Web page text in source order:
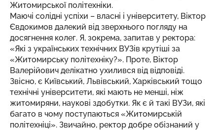
Житомирської політехніки.
Маючі солідні успіхи – власні і університету, Віктор
Євдокимов далекий від зверхнього погляду на
досягнення колег. Я, зокрема, запитав у ректора:
«Які з українських технічних ВУЗів крутіші за
«Житомирську політехніку?». Проте, Віктор
Валерійович делікатно ухилився від відповіді.
Звісно, є Київський, Львівський, Харківський тощо
технічні університети, які мають не менші, ніж
житомиряни, наукові здобутки. Як є й такі ВУЗи, які
багато в чому поступаються «Житомирській
політехніці». Звичайно, ректор добре обізнаний у